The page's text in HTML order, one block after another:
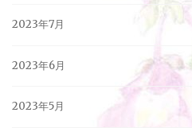
2023年7月
2023年6月
2023年5月